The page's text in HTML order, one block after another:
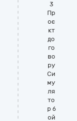
3
Пр
оє
кт
до
го
во
ру
Си
му
ля
то
р б
ой